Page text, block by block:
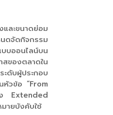
ละขนาดย่อม
ดจัดกิจกรรม
บออนไลน์บน
ของตลาดใน
ะดับผู้ประกอบ
หัวข้อ “From
ง Extended
ายบังคับใช้